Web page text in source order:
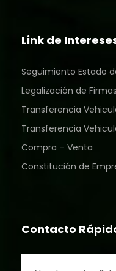
Link de
Seguimiento Estado
Legalización de Firmas
Transferencia
Transferencia
Compra – Venta
Constitución de
Contacto